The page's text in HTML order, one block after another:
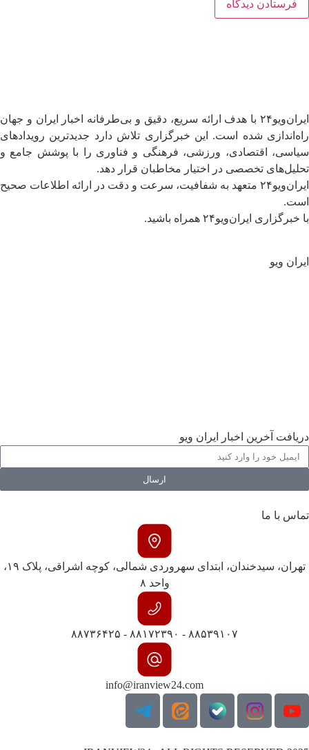
ایران‌ویو۲۴ با هدف ارائه سریع، دقیق و بی‌طرفانه اخبار ایران و جهان
راه‌اندازی شده است. این خبرگزاری تلاش دارد جدیدترین رویدادهای
سیاسی، اقتصادی، ورزشی، فرهنگی و فناوری را با پوشش جامع و
تحلیل‌های تخصصی در اختیار مخاطبان قرار دهد.
ایران‌ویو۲۴ متعهد به شفافیت، سرعت و دقت در ارائه اطلاعات صحیح
است.
با خبرگزاری ایران‌ویو۲۴ همراه باشید.
ایران ویو
دریافت آخرین اخبار ایران ویو
ارسال
تماس با ما
تهران، سیدخندان، ابتدای سهروردی شمالی، کوچه اشراقی، پلاک ۱۹،
واحد ۸
۸۸۵۳۹۱۰۷ - ۸۸۱۷۲۳۹۰ - ۸۸۷۳۶۴۲۵
info@iranview24.com